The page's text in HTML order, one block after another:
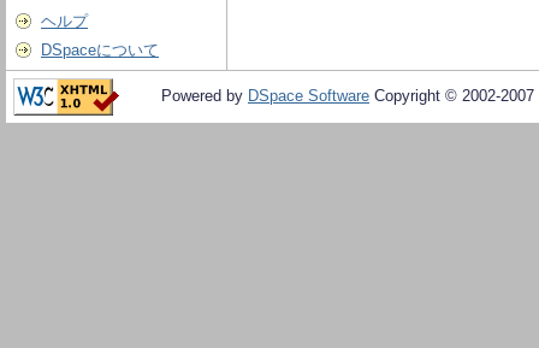
ヘルプ
DSpaceについて
Powered by DSpace Software Copyright © 2002-2007